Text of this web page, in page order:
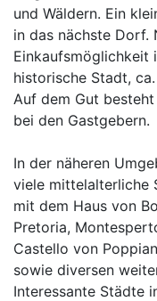
und Wäldern. Ein
in das nächste Dorf.
Einkaufsmöglichkeit
historische Stadt,
Auf dem Gut
bei den Gastgebern.
In der näheren
viele mittelalterliche
mit dem Haus von
Pretoria,
Castello von
sowie diversen
Interessante Städte